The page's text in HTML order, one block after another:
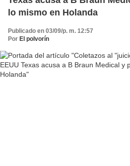
lo mismo en Holanda
Publicado en 03/09/p. m. 12:57
Por El polvorín